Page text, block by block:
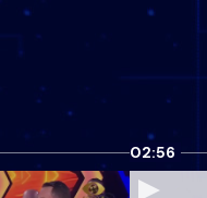
02:56